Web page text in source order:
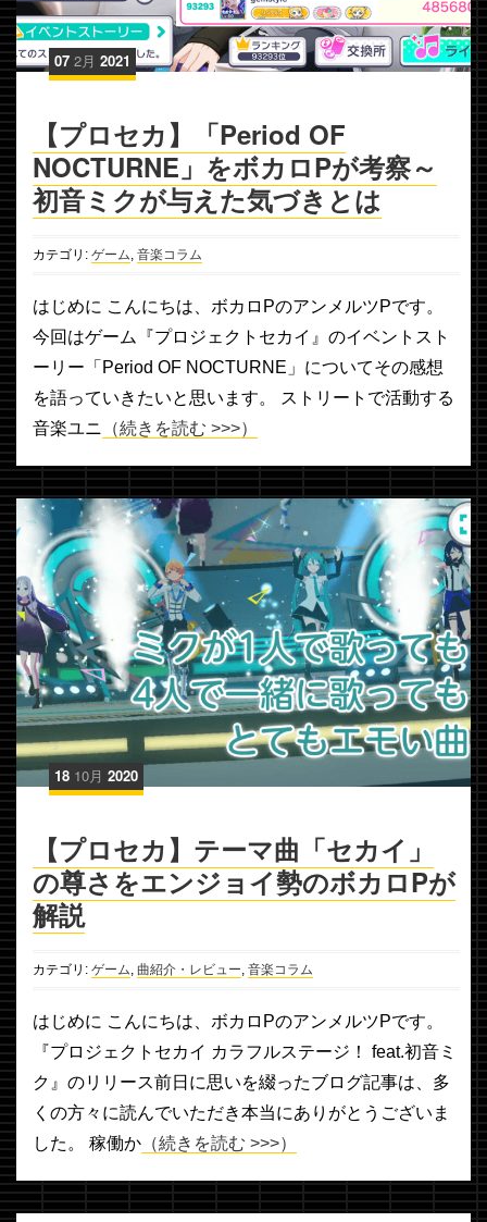
07 2月 2021
【プロセカ】「Period OF
NOCTURNE」をボカロPが考察～
初音ミクが与えた気づきとは
カテゴリ: ゲーム, 音楽コラム
はじめに こんにちは、ボカロPのアンメルツPです。
今回はゲーム『プロジェクトセカイ』のイベントスト
ーリー「Period OF NOCTURNE」についてその感想
を語っていきたいと思います。 ストリートで活動する
音楽ユニ （続きを読む >>>）
18 10月 2020
【プロセカ】テーマ曲「セカイ」
の尊さをエンジョイ勢のボカロPが
解説
カテゴリ: ゲーム, 曲紹介・レビュー, 音楽コラム
はじめに こんにちは、ボカロPのアンメルツPです。
『プロジェクトセカイ カラフルステージ！ feat.初音ミ
ク』のリリース前日に思いを綴ったブログ記事は、多
くの方々に読んでいただき本当にありがとうございま
した。 稼働か （続きを読む >>>）